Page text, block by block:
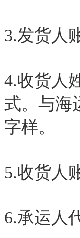
3.发货人
4.收货人
式。与海
字样。
5.收货人
6.承运人